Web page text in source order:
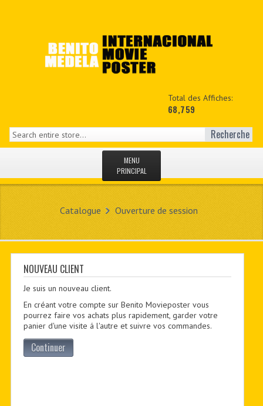
Total des Affiches:
68,759
Recherche
MENU
PRINCIPAL
MON COPTE
CUSTOM PDF
Catalogue Ouverture de session
NOUVEAU CLIENT
Je suis un nouveau client.
En créant votre compte sur Benito Movieposter vous
pourrez faire vos achats plus rapidement, garder votre
panier d'une visite á l'autre et suivre vos commandes.
Continuer